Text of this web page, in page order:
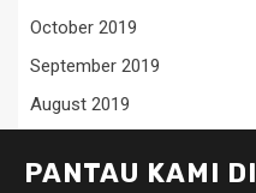
October 2019
September 2019
August 2019
PANTAU KAMI DI